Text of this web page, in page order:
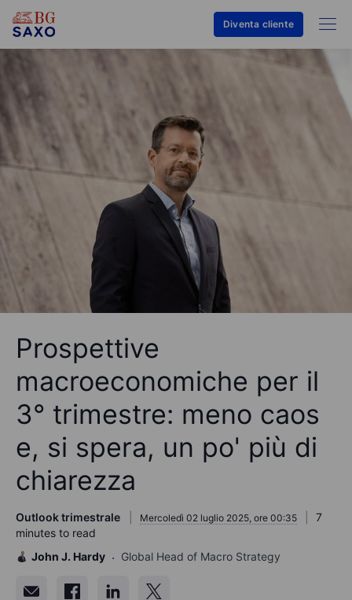
Diventa cliente
Prospettive
macroeconomiche per il
3° trimestre: meno caos
e, si spera, un po' più di
chiarezza
Outlook trimestrale Mercoledì 02 luglio 2025, ore 00:35
7
minutes to read
John J. Hardy
Global Head of Macro Strategy